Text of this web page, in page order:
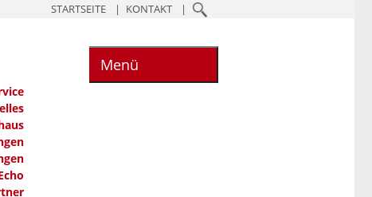
STARTSEITE KONTAKT
Menü